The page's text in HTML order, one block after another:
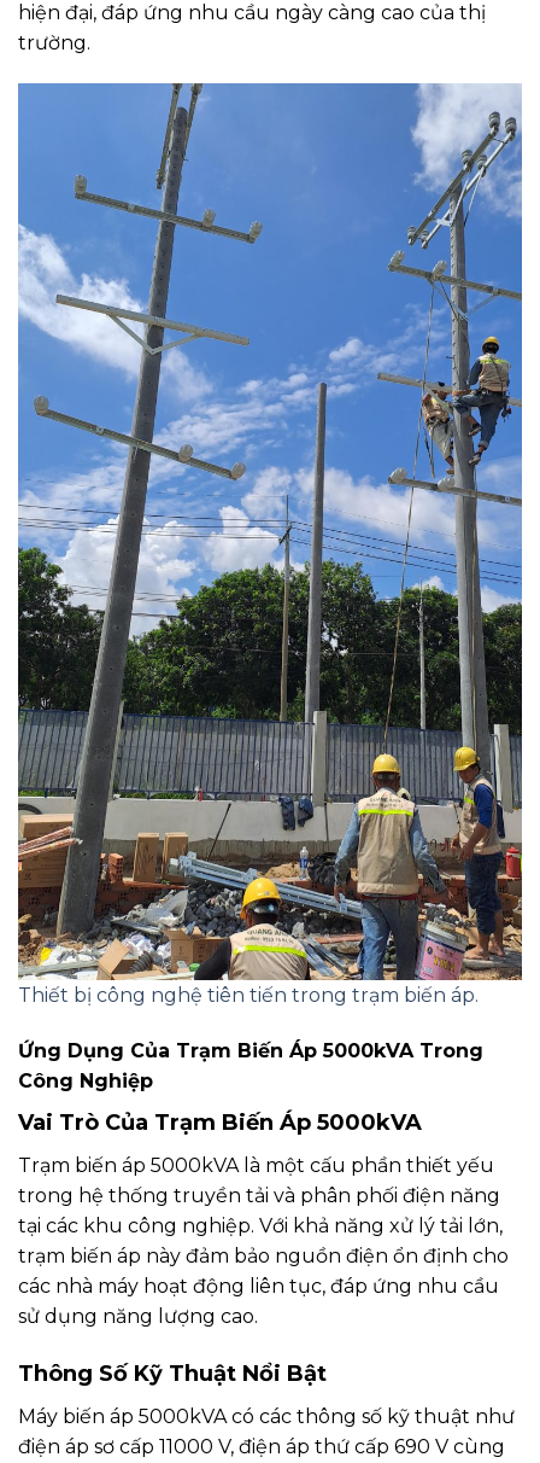
hiện đại, đáp ứng nhu cầu ngày càng cao của thị
trường.
Thiết bị công nghệ tiên tiến trong trạm biến áp.
Ứng Dụng Của Trạm Biến Áp 5000kVA Trong
Công Nghiệp
Vai Trò Của Trạm Biến Áp 5000kVA
Trạm biến áp 5000kVA là một cấu phần thiết yếu
trong hệ thống truyền tải và phân phối điện năng
tại các khu công nghiệp. Với khả năng xử lý tải lớn,
trạm biến áp này đảm bảo nguồn điện ổn định cho
các nhà máy hoạt động liên tục, đáp ứng nhu cầu
sử dụng năng lượng cao.
Thông Số Kỹ Thuật Nổi Bật
Máy biến áp 5000kVA có các thông số kỹ thuật như
điện áp sơ cấp 11000 V, điện áp thứ cấp 690 V cùng